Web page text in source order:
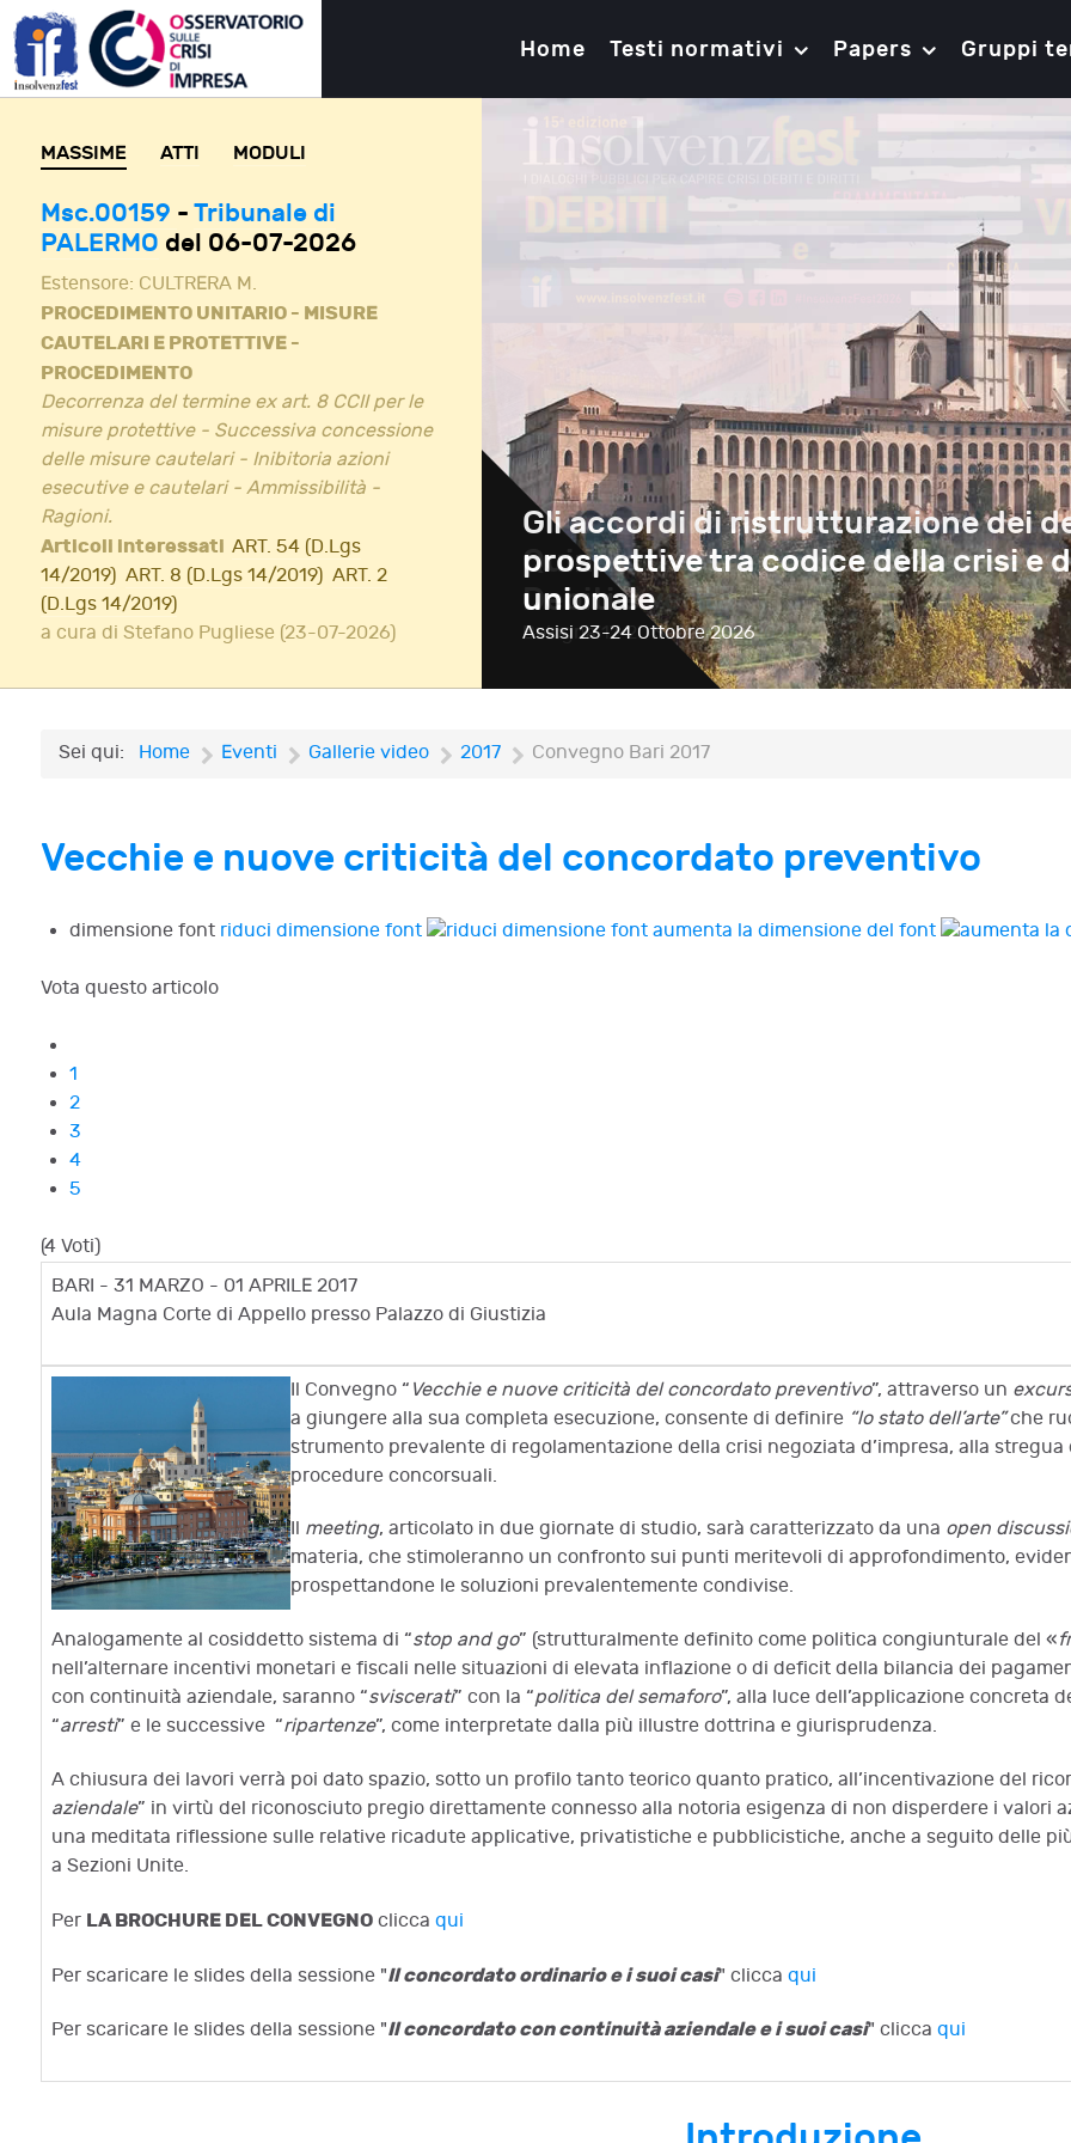
Home Testi normativi Papers Gruppi
MASSIME ATTI MODULI
Msc.00159 - Tribunale di
PALERMO del 06-07-2026
Estensore: CULTRERA M.
PROCEDIMENTO UNITARIO - MISURE
CAUTELARI E PROTETTIVE -
PROCEDIMENTO
Decorrenza del termine ex art. 8 CCII per le
misure protettive - Successiva concessione
delle misure cautelari - Inibitoria azioni
esecutive e cautelari - Ammissibilità -
Ragioni.
Articoli interessati ART. 54 (D.Lgs
14/2019) ART. 8 (D.Lgs 14/2019) ART. 2
(D.Lgs 14/2019)
a cura di Stefano Pugliese (23-07-2026)
Iscriviti!
di InsolvenzFest
Gli accordi di ristrutturazione dei
prospettive tra codice della crisi e
unionale
Assisi 23-24 Ottobre 2026
Sei qui: Home Eventi Gallerie video 2017 Convegno Bari 2017
Vecchie e nuove criticità del concordato preventivo
dimensione font riduci dimensione font aumenta la dimensione del font
Vota questo articolo
1
2
3
4
5
(4 Voti)
BARI - 31 MARZO - 01 APRILE 2017
Aula Magna Corte di Appello presso Palazzo di Giustizia
Il Convegno “ Vecchie e nuove criticità del concordato preventivo”, attraverso un
a giungere alla sua completa esecuzione, consente di definire “lo stato dell’arte”che
strumento prevalente di regolamentazione della crisi negoziata d’impresa, alla
procedure concorsuali.
Il meeting, articolato in due giornate di studio, sarà caratterizzato da una open
materia, che stimoleranno un confronto sui punti meritevoli di approfondimento,
prospettandone le soluzioni prevalentemente condivise.
Analogamente al cosiddetto sistema di “stop and go” (strutturalmente definito come politica congiunturale del «
nell’alternare incentivi monetari e fiscali nelle situazioni di elevata inflazione o di deficit della bilancia dei
con continuità aziendale, saranno “sviscerati” con la “politica del semaforo”, alla luce dell’applicazione concreta
“arresti” e le successive “ripartenze”, come interpretate dalla più illustre dottrina e giurisprudenza.
A chiusura dei lavori verrà poi dato spazio, sotto un profilo tanto teorico quanto pratico, all’incentivazione del
aziendale” in virtù del riconosciuto pregio direttamente connesso alla notoria esigenza di non disperdere i valori
una meditata riflessione sulle relative ricadute applicative, privatistiche e pubblicistiche, anche a seguito delle
a Sezioni Unite.
Per LA BROCHURE DEL CONVEGNO clicca qui
Per scaricare le slides della sessione "Il concordato ordinario e i suoi casi" clicca qui
Per scaricare le slides della sessione "Il concordato con continuità aziendale e i suoi casi" clicca qui